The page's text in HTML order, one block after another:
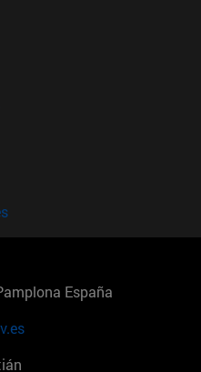
en nueva ventana)
España